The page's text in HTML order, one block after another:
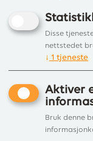
Disse
nettstedet
↓ 1 tjeneste
Aktiver
Bruk denne